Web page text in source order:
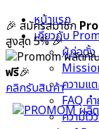
Skip
to
content
🎉 สมัครสมาชิก
สูงสุด 5%🎉
ฟรี🎉
คลิกรับสินค้า
หน้าแรก
เกี่ยวกับ
ผู้ก่อตั้ง
ความแ
FAQ ค
ความไว้